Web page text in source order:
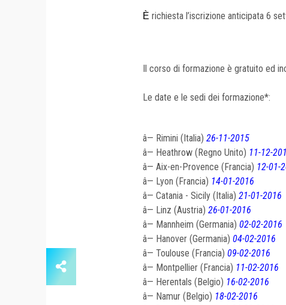
È richiesta l’iscrizione anticipata 6
Il corso di formazione è gratuito ed
Le date e le sedi dei formazione*:
â— Rimini (Italia) 26-11-2015
â— Heathrow (Regno Unito) 11-12-
â— Aix-en-Provence (Francia) 12-01-
â— Lyon (Francia) 14-01-2016
â— Catania - Sicily (Italia) 21-01-2016
â— Linz (Austria) 26-01-2016
â— Mannheim (Germania) 02-02-2016
â— Hanover (Germania) 04-02-2016
â— Toulouse (Francia) 09-02-2016
â— Montpellier (Francia) 11-02-2016
â— Herentals (Belgio) 16-02-2016
â— Namur (Belgio) 18-02-2016